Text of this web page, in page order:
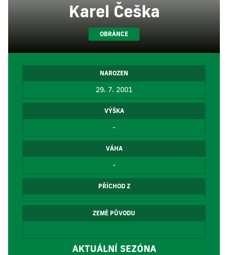
Karel Češka
OBRÁNCE
NAROZEN
29. 7. 2001
VÝŠKA
-
VÁHA
-
PŘÍCHOD Z
ZEMĚ PŮVODU
AKTUÁLNÍ SEZÓNA